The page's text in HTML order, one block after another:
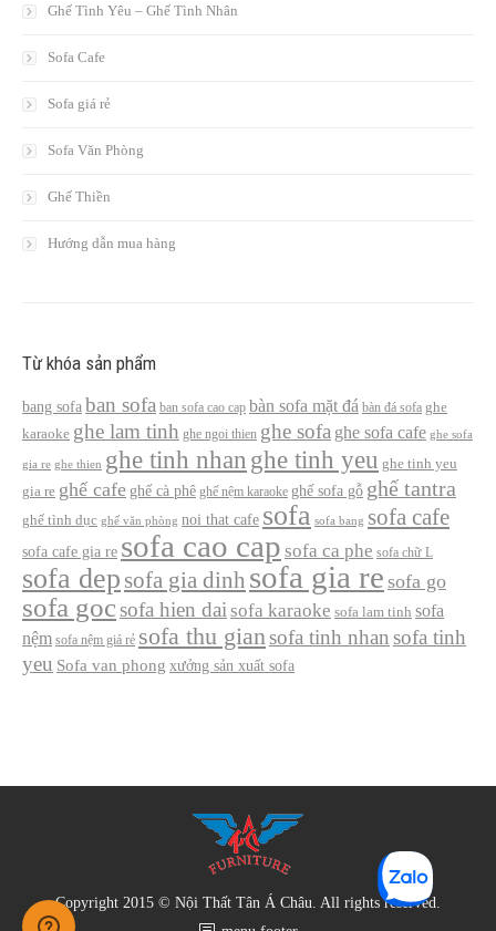
Ghế Tình Yêu – Ghế Tình Nhân
Sofa Cafe
Sofa giá rẻ
Sofa Văn Phòng
Ghế Thiền
Hướng dẫn mua hàng
Từ khóa sản phẩm
bang sofaban sofa ban sofa cao cap bàn sofa mặt đá bàn đá sofa ghe
karaoke ghe lam tinh ghe ngoi thien ghe sofa ghe sofa cafe ghe sofa
gia re ghe thien ghe tinh nhan ghe tinh yeu ghe tinh yeu
gia re ghế cafe ghế cà phê ghế nệm karaoke ghế sofa gỗ ghế tantra
ghế tình dục ghế văn phòng noi that cafe sofa sofa bang sofa cafe
sofa cafe gia re sofa cao cap sofa ca phe sofa chữ L
sofa dep sofa gia dinh sofa gia re sofa go
sofa gocsofa hien dai sofa karaoke sofa lam tinh sofa
nệm sofa nệm giá rẻ sofa thu giansofa tinh nhan sofa tinh
yeu Sofa van phong xưởng sản xuất sofa
Copyright 2015 © Nội Thất Tân Á Châu. All rights reserved.